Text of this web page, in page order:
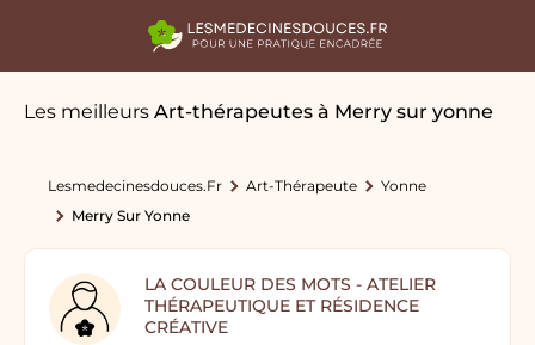
Les meilleurs Art-thérapeutes à Merry sur yonne
Lesmedecinesdouces.fr Art-Thérapeute
Yonne
Merry Sur Yonne
LA COULEUR DES MOTS - ATELIER
THÉRAPEUTIQUE ET RÉSIDENCE
CRÉATIVE